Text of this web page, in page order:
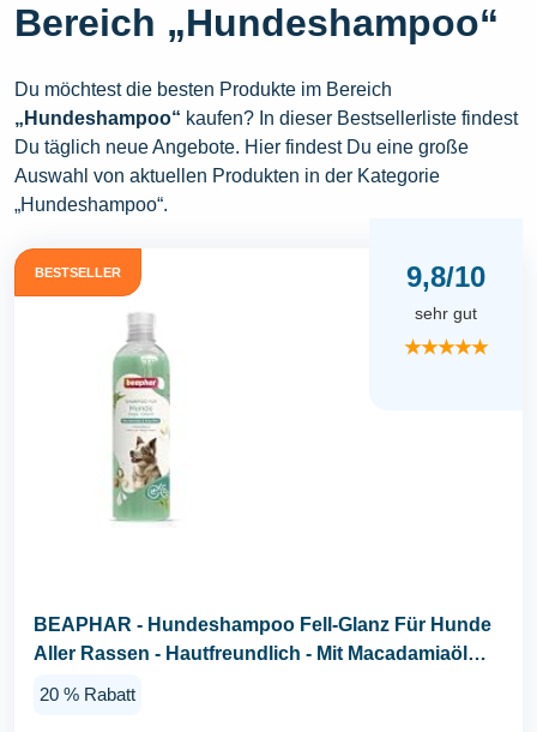
Bereich „Hundeshampoo“
Du möchtest die besten Produkte im Bereich
„Hundeshampoo“ kaufen? In dieser Bestsellerliste findest
Du täglich neue Angebote. Hier findest Du eine große
Auswahl von aktuellen Produkten in der Kategorie
„Hundeshampoo“.
BESTSELLER 9,8/10
sehr gut
★★★★★
BEAPHAR - Hundeshampoo Fell-Glanz Für Hunde
Aller Rassen - Hautfreundlich - Mit Macadamiaöl
20 % Rabatt